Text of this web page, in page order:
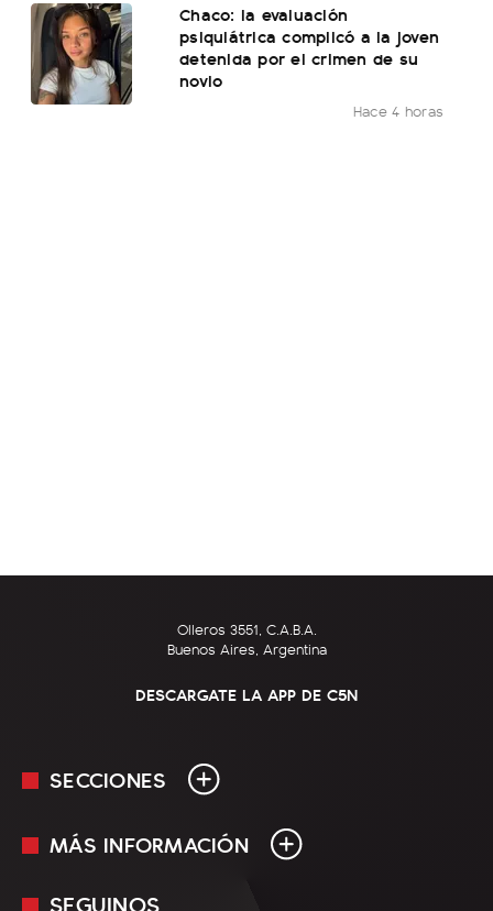
Chaco: la evaluación
psiquiátrica complicó a la joven
detenida por el crimen de su
novio
Hace 4 horas
Olleros 3551, C.A.B.A.
Buenos Aires, Argentina
DESCARGATE LA APP DE C5N
SECCIONES
En Vivo
MÁS INFORMACIÓN
SEGUINOS